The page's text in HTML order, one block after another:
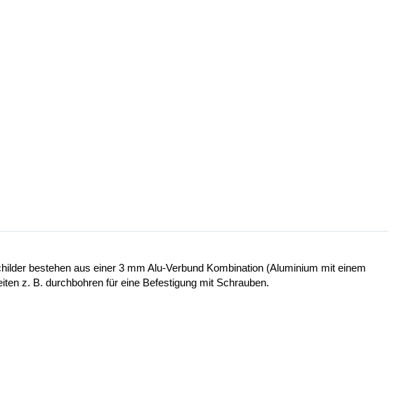
bestehen aus einer 3 mm Alu-Verbund Kombination (Aluminium mit einem
z. B. durchbohren für eine Befestigung mit Schrauben.